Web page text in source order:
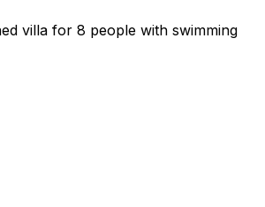
villa for 8 people with swimming